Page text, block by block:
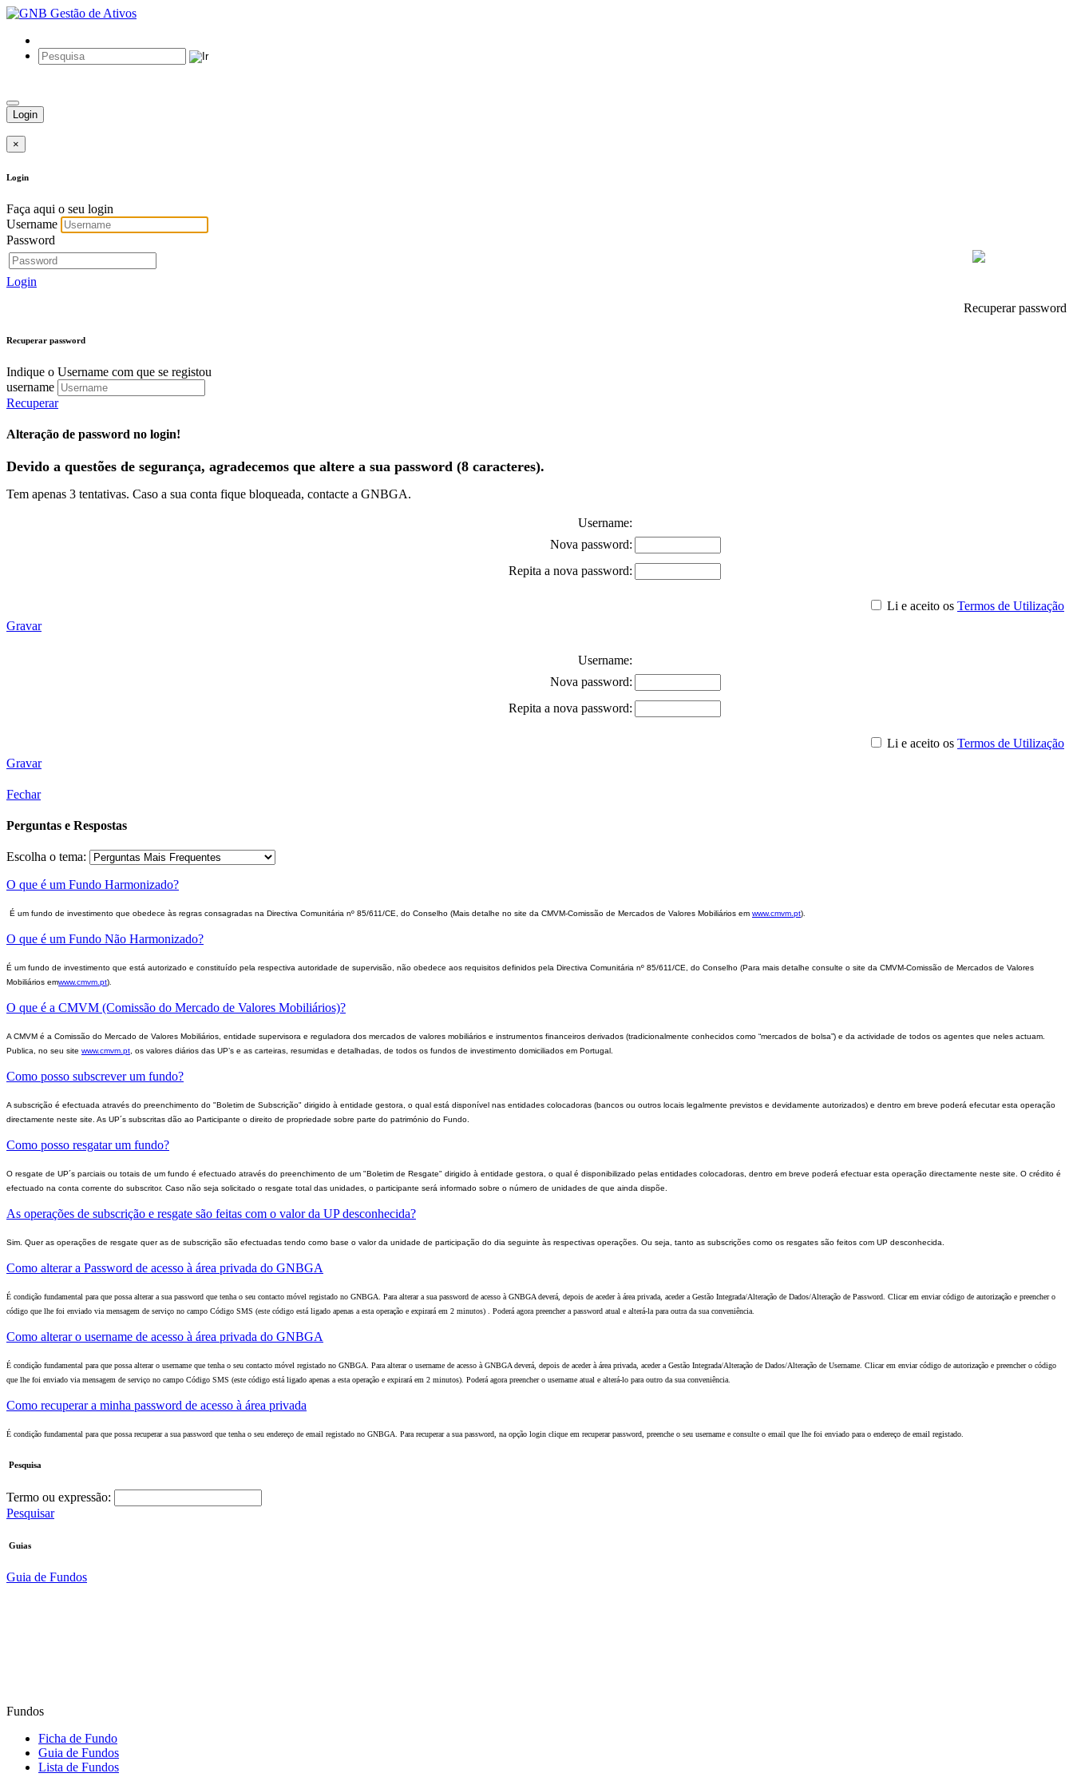
Login
×
Login
Faça aqui o seu login
Username
Password
Login
Recuperar password
Recuperar password
Indique o Username com que se registou
username
Recuperar
Alteração de password no login!
Devido a questões de segurança, agradecemos que altere a sua password (8 caracteres).
Tem apenas 3 tentativas. Caso a sua conta fique bloqueada, contacte a GNBGA.
Username:
Nova password:
Repita a nova password:
Li e aceito os Termos de Utilização
Gravar
Username:
Nova password:
Repita a nova password:
Li e aceito os Termos de Utilização
Gravar
Fechar
Perguntas e Respostas
Escolha o tema:
O que é um Fundo Harmonizado?
É um fundo de investimento que obedece às regras consagradas na Directiva Comunitária nº 85/611/CE, do Conselho (Mais detalhe no site da CMVM-Comissão de Mercados de Valores Mobiliários em www.cmvm.pt).
O que é um Fundo Não Harmonizado?
É um fundo de investimento que está autorizado e constituído pela respectiva autoridade de supervisão, não obedece aos requisitos definidos pela Directiva Comunitária nº 85/611/CE, do Conselho (Para mais detalhe consulte o site da CMVM-Comissão de Mercados de Valores
Mobiliários emwww.cmvm.pt).
O que é a CMVM (Comissão do Mercado de Valores Mobiliários)?
A CMVM é a Comissão do Mercado de Valores Mobiliários, entidade supervisora e reguladora dos mercados de valores mobiliários e instrumentos financeiros derivados (tradicionalmente conhecidos como “mercados de bolsa”) e da actividade de todos os agentes que neles actuam.
Publica, no seu site www.cmvm.pt, os valores diários das UP’s e as carteiras, resumidas e detalhadas, de todos os fundos de investimento domiciliados em Portugal.
Como posso subscrever um fundo?
A subscrição é efectuada através do preenchimento do "Boletim de Subscrição" dirigido à entidade gestora, o qual está disponível nas entidades colocadoras (bancos ou outros locais legalmente previstos e devidamente autorizados) e dentro em breve poderá efecutar esta operação
directamente neste site. As UP´s subscritas dão ao Participante o direito de propriedade sobre parte do património do Fundo.
Como posso resgatar um fundo?
O resgate de UP´s parciais ou totais de um fundo é efectuado através do preenchimento de um "Boletim de Resgate" dirigido à entidade gestora, o qual é disponibilizado pelas entidades colocadoras, dentro em breve poderá efectuar esta operação directamente neste site. O crédito é
efectuado na conta corrente do subscritor. Caso não seja solicitado o resgate total das unidades, o participante será informado sobre o número de unidades de que ainda dispõe.
As operações de subscrição e resgate são feitas com o valor da UP desconhecida?
Sim. Quer as operações de resgate quer as de subscrição são efectuadas tendo como base o valor da unidade de participação do dia seguinte às respectivas operações. Ou seja, tanto as subscrições como os resgates são feitos com UP desconhecida.
Como alterar a Password de acesso à área privada do GNBGA
É condição fundamental para que possa alterar a sua password que tenha o seu contacto móvel registado no GNBGA. Para alterar a sua password de acesso à GNBGA deverá, depois de aceder à área privada, aceder a Gestão Integrada/Alteração de Dados/Alteração de Password. Clicar em enviar código de autorização e preencher o
código que lhe foi enviado via mensagem de serviço no campo Código SMS (este código está ligado apenas a esta operação e expirará em 2 minutos) . Poderá agora preencher a password atual e alterá-la para outra da sua conveniência.
Como alterar o username de acesso à área privada do GNBGA
É condição fundamental para que possa alterar o username que tenha o seu contacto móvel registado no GNBGA. Para alterar o username de acesso à GNBGA deverá, depois de aceder à área privada, aceder a Gestão Integrada/Alteração de Dados/Alteração de Username. Clicar em enviar código de autorização e preencher o código
que lhe foi enviado via mensagem de serviço no campo Código SMS (este código está ligado apenas a esta operação e expirará em 2 minutos). Poderá agora preencher o username atual e alterá-lo para outro da sua conveniência.
Como recuperar a minha password de acesso à área privada
É condição fundamental para que possa recuperar a sua password que tenha o seu endereço de email registado no GNBGA. Para recuperar a sua password, na opção login clique em recuperar password, preenche o seu username e consulte o email que lhe foi enviado para o endereço de email registado.
Pesquisa
Termo ou expressão:
Pesquisar
Guias
Guia de Fundos
Fundos
Ficha de Fundo
Guia de Fundos
Lista de Fundos